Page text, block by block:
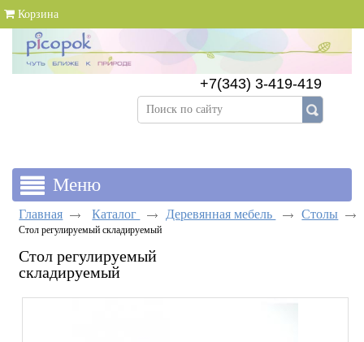
+7(343) 3-419-419
+7(343) 383-89-69
Корзина
Главная Каталог Деревянная мебель Столы
Стол регулируемый складируемый
Стол регулируемый
складируемый